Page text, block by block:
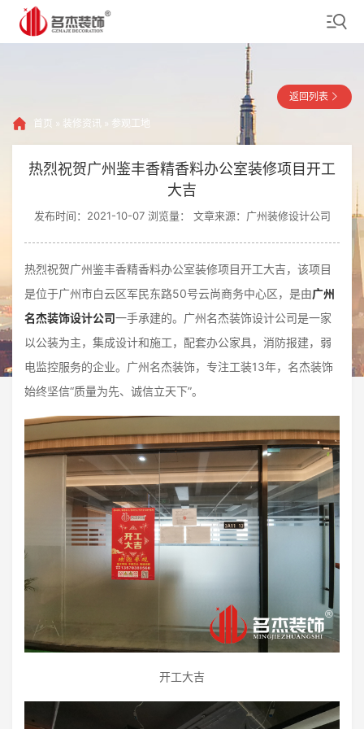
首页 » 装修资讯 » 参观工地
返回列表
热烈祝贺广州鉴丰香精香料办公室装修项目开工
大吉
发布时间：2021-10-07 浏览量： 文章来源：广州装修设计公司
热烈祝贺广州鉴丰香精香料办公室装修项目开工大吉，该项目
是位于广州市白云区军民东路50号云尚商务中心区，是由广州
名杰装饰设计公司一手承建的。广州名杰装饰设计公司是一家
以公装为主，集成设计和施工，配套办公家具，消防报建，弱
电监控服务的企业。广州名杰装饰，专注工装13年，名杰装饰
始终坚信“质量为先、诚信立天下”。
开工大吉